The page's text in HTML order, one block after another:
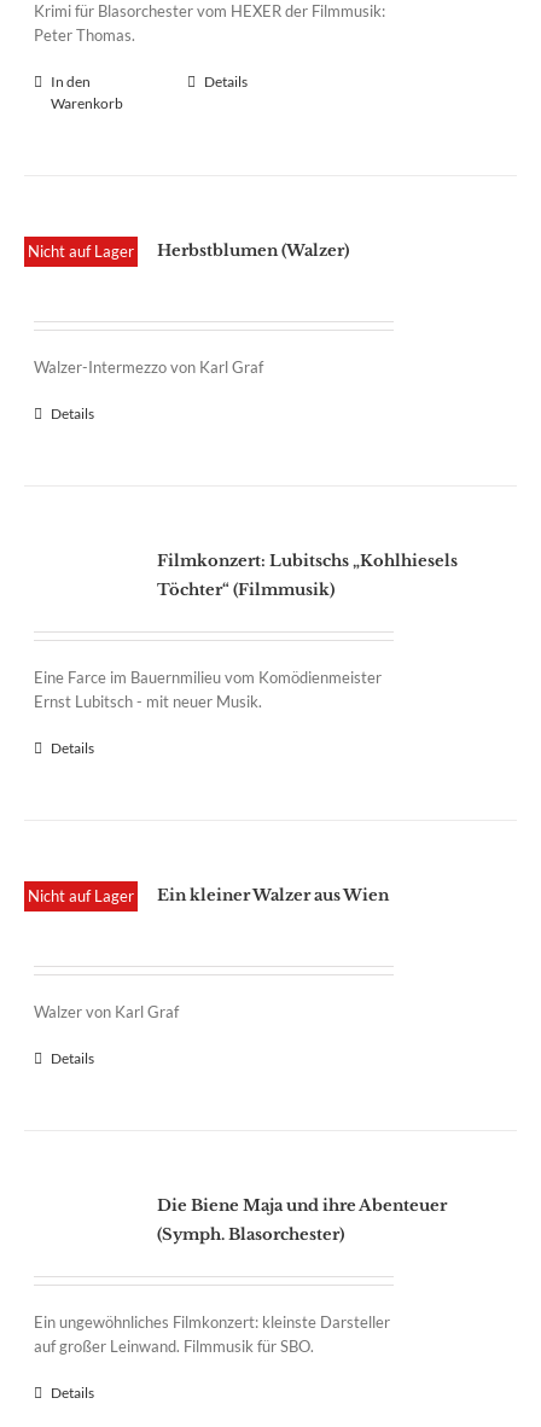
Krimi für Blasorchester vom HEXER der Filmmusik:
Peter Thomas.
In den
Warenkorb
Details
Nicht auf Lager Herbstblumen (Walzer)
Walzer-Intermezzo von Karl Graf
Details
Filmkonzert: Lubitschs „Kohlhiesels
Töchter“ (Filmmusik)
Eine Farce im Bauernmilieu vom Komödienmeister
Ernst Lubitsch - mit neuer Musik.
Details
Nicht auf Lager Ein kleiner Walzer aus Wien
Walzer von Karl Graf
Details
Die Biene Maja und ihre Abenteuer
(Symph. Blasorchester)
Ein ungewöhnliches Filmkonzert: kleinste Darsteller
auf großer Leinwand. Filmmusik für SBO.
Details